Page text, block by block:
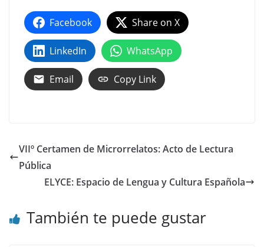
Facebook Share on X
LinkedIn WhatsApp
Email Copy Link
VIIº Certamen de Microrrelatos: Acto de Lectura
Pública
ELYCE: Espacio de Lengua y Cultura Española
También te puede gustar